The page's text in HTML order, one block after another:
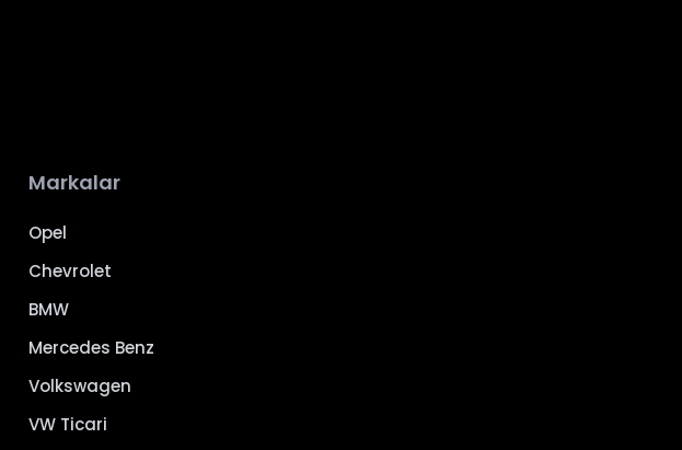
Markalar
Opel
Chevrolet
BMW
Mercedes Benz
Volkswagen
VW Ticari